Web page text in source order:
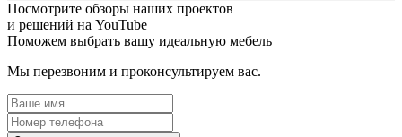
Посмотрите обзоры наших проектов
и решений на YouTube
Поможем выбрать вашу идеальную мебель
Мы перезвоним и проконсультируем вас.